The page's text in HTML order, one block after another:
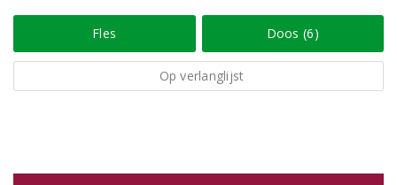
Fles Doos (6)
Op verlanglijst